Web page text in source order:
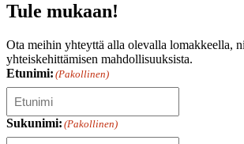
Tule mukaan!
Ota meihin yhteyttä alla olevalla lomakkeella,
yhteiskehittämisen mahdollisuuksista.
Etunimi: (Pakollinen)
Sukunimi: (Pakollinen)